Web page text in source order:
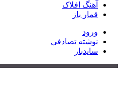
آهنگ افلاک
قمار باز
ورود
نوشته تصادفی
سایدبار